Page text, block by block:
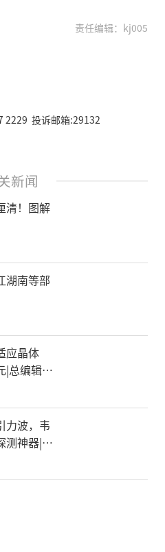
责任编辑：kj005
2229 投诉邮箱:29132
新闻
清！图解
湖南等部
应晶体
|总编辑圈
力波，韦
测神器|科